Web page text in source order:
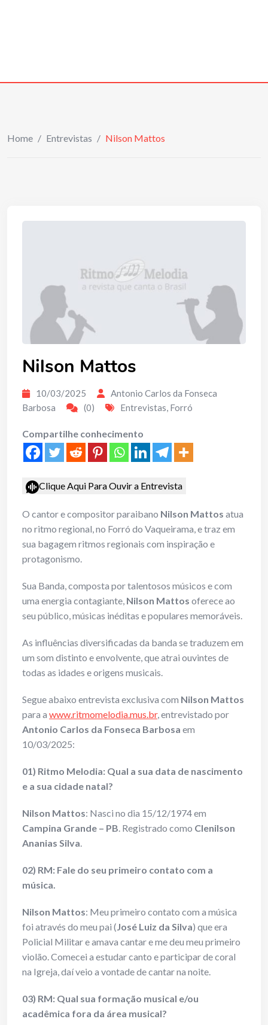
Home / Entrevistas / Nilson Mattos
Nilson Mattos
10/03/2025
Antonio Carlos da Fonseca
Barbosa
(0) Entrevistas, Forró
Compartilhe conhecimento
Clique Aqui Para Ouvir a Entrevista
O cantor e compositor paraibano Nilson Mattos atua
no ritmo regional, no Forró do Vaqueirama, e traz em
sua bagagem ritmos regionais com inspiração e
protagonismo.
Sua Banda, composta por talentosos músicos e com
uma energia contagiante, Nilson Mattos oferece ao
seu público, músicas inéditas e populares memoráveis.
As influências diversificadas da banda se traduzem em
um som distinto e envolvente, que atrai ouvintes de
todas as idades e origens musicais.
Segue abaixo entrevista exclusiva com Nilson Mattos
para a www.ritmomelodia.mus.br, entrevistado por
Antonio Carlos da Fonseca Barbosa em
10/03/2025:
01) Ritmo Melodia: Qual a sua data de nascimento
e a sua cidade natal?
Nilson Mattos: Nasci no dia 15/12/1974 em
Campina Grande – PB. Registrado como Clenilson
Ananias Silva.
02) RM: Fale do seu primeiro contato com a
música.
Nilson Mattos: Meu primeiro contato com a música
foi através do meu pai (José Luiz da Silva) que era
Policial Militar e amava cantar e me deu meu primeiro
violão. Comecei a estudar canto e participar de coral
na Igreja, daí veio a vontade de cantar na noite.
03) RM: Qual sua formação musical e/ou
acadêmica fora da área musical?